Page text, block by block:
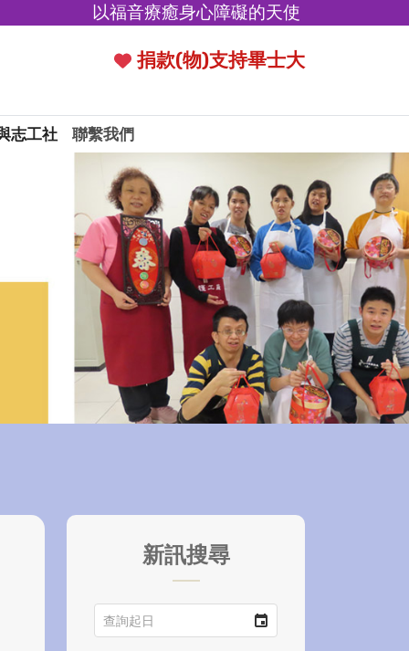
以福音療癒身心障礙的天使
捐款(物)支持畢士大
志工社 聯繫我們
新訊搜尋